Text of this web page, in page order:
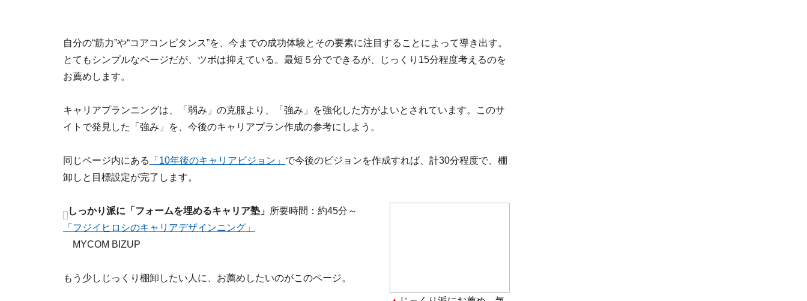
自分の“筋力”や“コアコンピタンス”を、今までの成功体験とその要素に注目することによって導き出す。
とてもシンプルなページだが、ツボは抑えている。最短５分でできるが、じっくり15分程度考えるのを
お薦めします。
キャリアプランニングは、「弱み」の克服より、「強み」を強化した方がよいとされています。このサ
イトで発見した「強み」を、今後のキャリアプラン作成の参考にしよう。
同じページ内にある 「10年後のキャリアビジョン」 で今後のビジョンを作成すれば、計30分程度で、棚
卸しと目標設定が完了します。
しっかり派に「フォームを埋めるキャリア塾」 所要時間：約45分～
「フジイヒロシのキャリアデザインニング」
MYCOM BIZUP
もう少しじっくり棚卸したい人に、お薦めしたいのがこのページ。